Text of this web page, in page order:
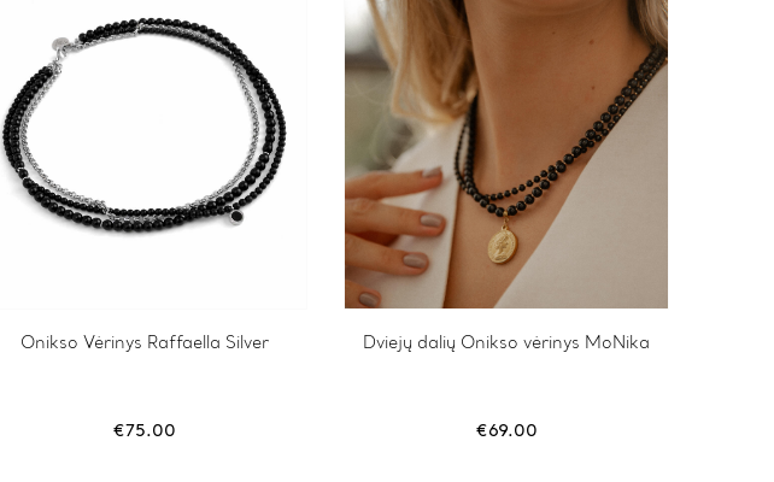
Onikso Vėrinys Raffaella Silver
€75.00
Dviejų dalių Onikso vėrinys MoNika
€69.00